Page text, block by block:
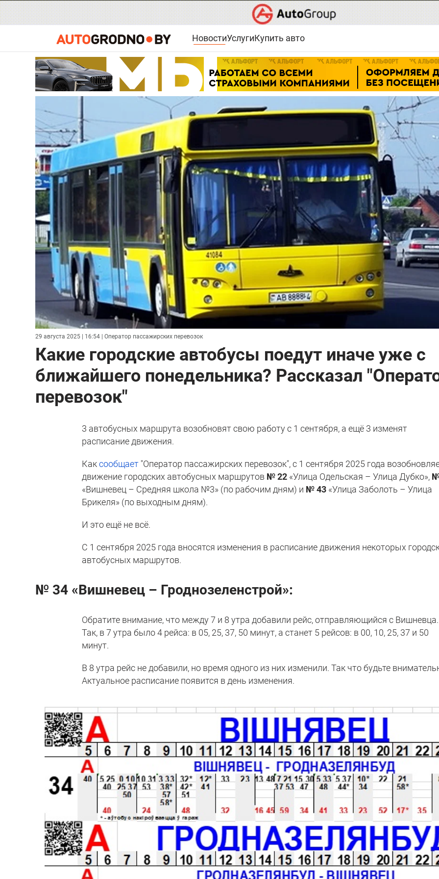
НовостиУслугиКупить авто
29 августа 2025 | 16:54 | Оператор пассажирских перевозок
Какие городские автобусы поедут иначе уже с
ближайшего понедельника? Рассказал
перевозок"
3 автобусных маршрута возобновят свою работу с 1 сентября, а ещё 3 изменят
расписание движения.
Каксообщает "Оператор пассажирских перевозок", с 1 сентября 2025 года
движение городских автобусных маршрутов № 22 «Улица Одельская – Улица Дубко»,
«Вишневец – Средняя школа №3» (по рабочим дням) и № 43 «Улица Заболоть – Улица
Брикеля» (по выходным дням).
И это ещё не всё.
С 1 сентября 2025 года вносятся изменения в расписание движения некоторых
автобусных маршрутов.
№ 34 «Вишневец – Гроднозеленстрой»:
Обратите внимание, что между 7 и 8 утра добавили рейс, отправляющийся с Вишневца.
Так, в 7 утра было 4 рейса: в 05, 25, 37, 50 минут, а станет 5 рейсов: в 00, 10, 25, 37 и 50
минут.
В 8 утра рейс не добавили, но время одного из них изменили. Так что будьте
Актуальное расписание появится в день изменения.